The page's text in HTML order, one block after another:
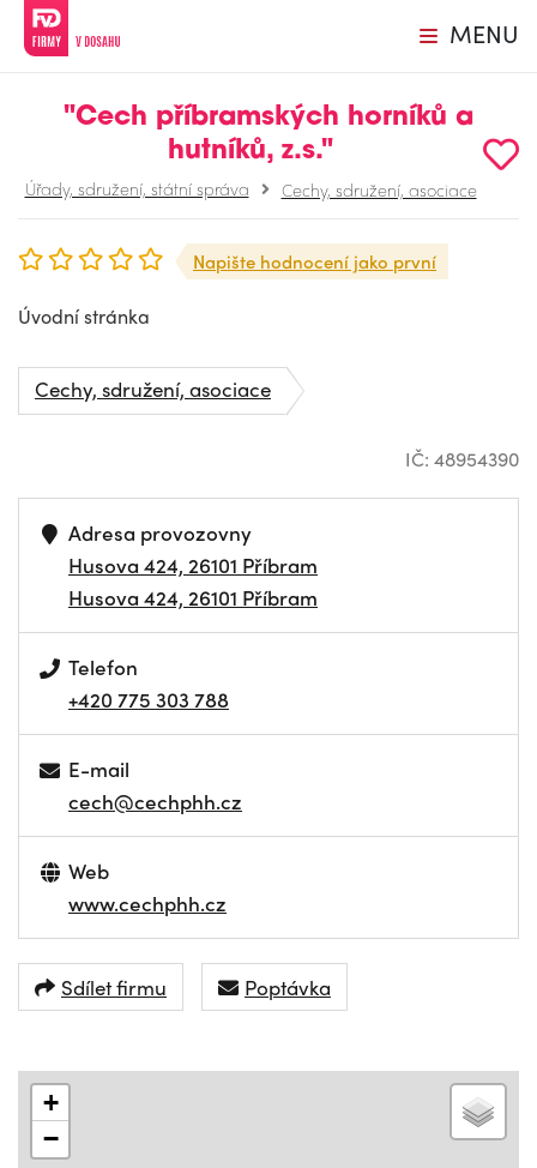
MENU
"Cech příbramských horníků a
hutníků, z.s."
Úřady, sdružení, státní správa Cechy, sdružení, asociace
Napište hodnocení jako první
Úvodní stránka
Cechy, sdružení, asociace
IČ: 48954390
Adresa provozovny
Husova 424, 26101 Příbram
Husova 424, 26101 Příbram
Telefon
+420 775 303 788
E-mail
cech@cechphh.cz
Web
www.cechphh.cz
Sdílet firmu Poptávka
+
−